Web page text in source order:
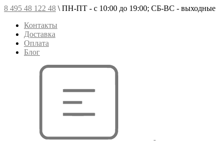
8 495 48 122 48 \ ПН-ПТ - с 10:00 до 19:00; СБ-ВС - выходные
Контакты
Доставка
Оплата
Блог